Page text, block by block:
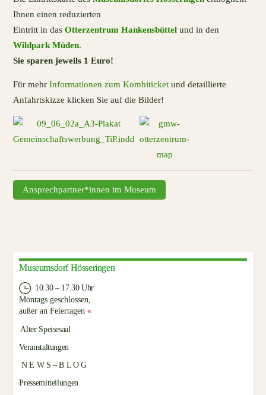
Ihnen einen reduzierten
Eintritt in dasOtterzentrum Hankensbüttel und in den
Wildpark Müden.
Sie sparen jeweils 1 Euro!
Für mehrInformationen zum Kombiticket und detaillierte
Anfahrtskizze klicken Sie auf die Bilder!
Ansprechpartner*innen im Museum
Museumsdorf Hösseringen
10.30 – 17.30 Uhr
Montags geschlossen,
außer an Feiertagen«
Alter Speisesaal
Veranstaltungen
N E W S – B L O G
Pressemitteilungen